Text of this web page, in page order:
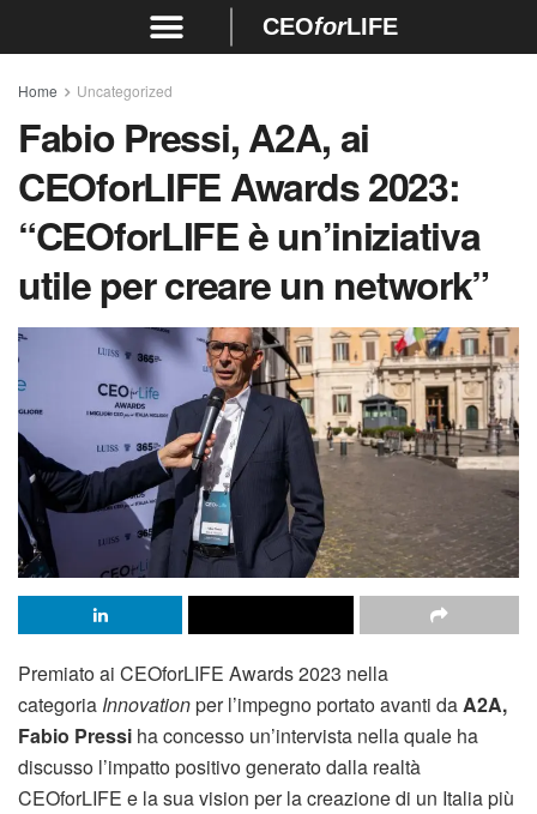
CEOforLIFE
Home Uncategorized
Fabio Pressi, A2A, ai
CEOforLIFE Awards 2023:
“CEOforLIFE è un’iniziativa
utile per creare un network”
Premiato ai CEOforLIFE Awards 2023 nella
categoria Innovationper l’impegno portato avanti daA2A,
Fabio Pressi ha concesso un’intervista nella quale ha
discusso l’impatto positivo generato dalla realtà
CEOforLIFE e la sua vision per la creazione di un Italia più